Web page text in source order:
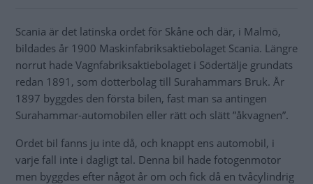
Scania är det latinska ordet för Skåne och där, i Malmö,
bildades år 1900 Maskinfabriksaktiebolaget Scania. Längre
norrut hade Vagnfabriksaktiebolaget i Södertälje grundats
redan 1891, som dotterbolag till Surahammars Bruk. År
1897 byggdes den första bilen, fast man sa antingen
Surahammar-automobilen eller rätt och slätt ”åkvagnen”.
Ordet bil fanns ju inte då, och knappt ens automobil, i
varje fall inte i dagligt tal. Denna bil hade fotogenmotor
men byggdes efter något år om och fick då en tvåcylindrig